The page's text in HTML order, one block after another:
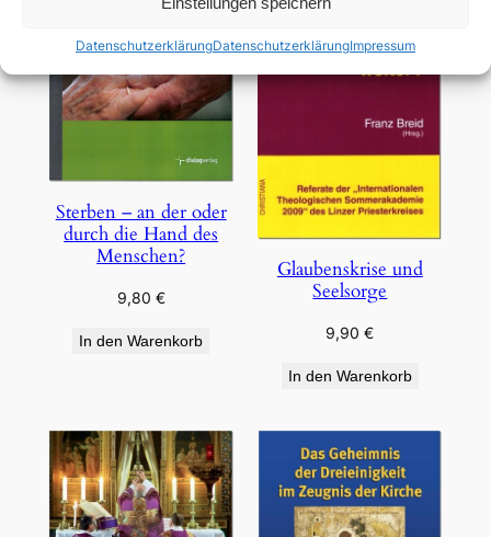
DatenschutzerklärungDatenschutzerklärungImpressum
Sterben – an der oder
durch die Hand des
Menschen?
9,80 €
In den Warenkorb
Glaubenskrise und
Seelsorge
9,90€
In den Warenkorb